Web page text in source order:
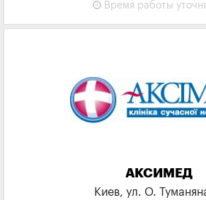
Время работы
АКСИМЕД
Киев, ул. О.